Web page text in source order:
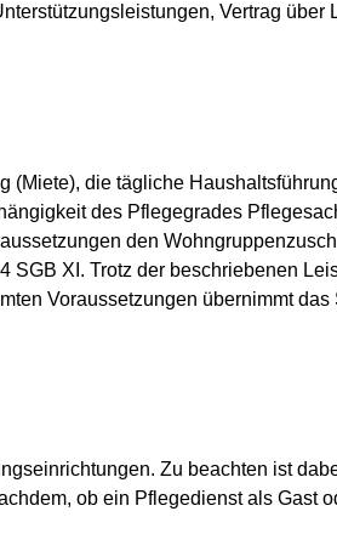
Vertrag über
(Miete), die tägliche
des Pflegegrades
den
XI. Trotz der beschriebenen
Voraussetzungen übernimmt
Zu beachten ist
ob ein Pflegedienst als Gast